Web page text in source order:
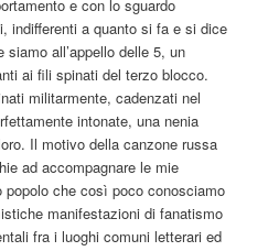
e con lo sguardo
indifferenti a quanto si fa e si dice
all’appello delle 5, un
ai fili spinati del terzo blocco.
militarmente, cadenzati nel
intonate, una nenia
Il motivo della canzone russa
ad accompagnare le mie
che così poco conosciamo
manifestazioni di fanatismo
fra i luoghi comuni letterari ed